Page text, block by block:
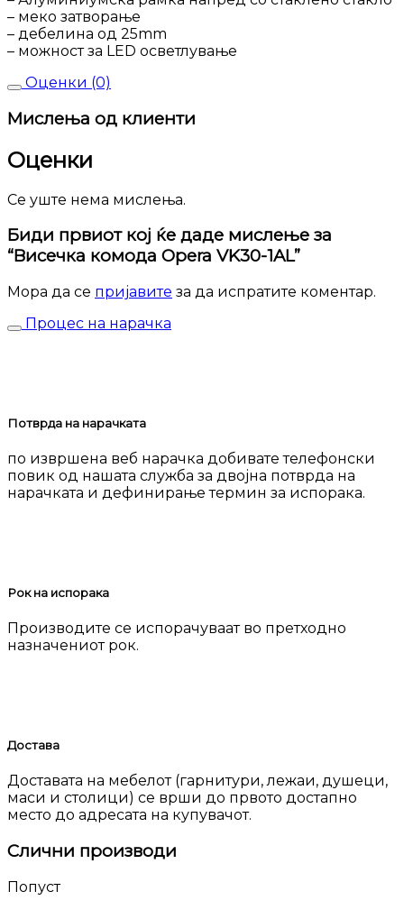
– меко затворање
– дебелина од 25mm
– можност за LED осветлување
Оценки (0)
Мислења од клиенти
Оценки
Се уште нема мислења.
Биди првиот кој ќе даде мислење за
“Висечка комода Opera VK30-1AL”
Мора да се пријавите за да испратите коментар.
Процес на нарачка
Потврда на нарачката
по извршена веб нарачка добивате телефонски
повик од нашата служба за двојна потврда на
нарачката и дефинирање термин за испорака.
Рок на испорака
Производите се испорачуваат во претходно
назначениот рок.
Достава
Доставата на мебелот (гарнитури, лежаи, душеци,
маси и столици) се врши до првото достапно
место до адресата на купувачот.
Слични производи
Попуст